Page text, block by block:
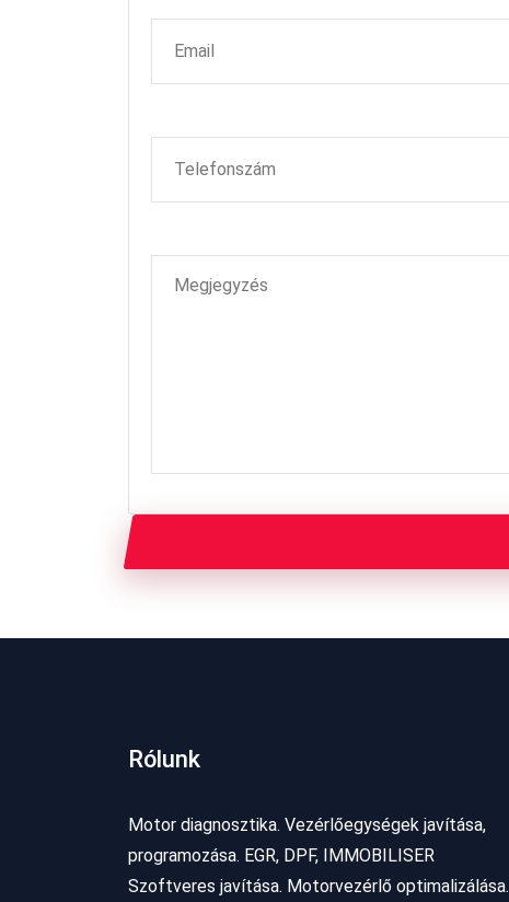
Rólunk
Motor diagnosztika. Vezérlőegységek javítása,
programozása. EGR, DPF, IMMOBILISER
Szoftveres javítása. Motorvezérlő optimalizálása.